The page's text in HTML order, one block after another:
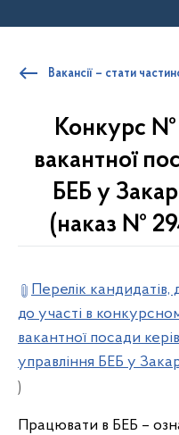
Вакансії – стати
Конкурс №
вакантної
БЕБ у
(наказ №
Перелік
до участі в
вакантної посади
управління БЕБ у
)
Працювати в БЕБ –